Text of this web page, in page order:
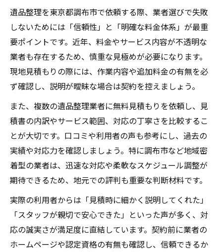
遺品整理を東京都調布市で依頼する際、業者選びで失敗
しないためには「信頼性」と「明確な料金体系」が最重
要ポイントです。近年、料金やサービス内容が不透明な
業者も存在するため、慎重な見極めが必要になります。
現地見積もりの際には、作業内容や追加料金の有無を必
ず確認し、説明が曖昧な場合は契約を控えましょう。
また、複数の遺品整理業者に無料見積もりを依頼し、見
積書の内訳やサービス範囲、対応の丁寧さを比較するこ
とが大切です。口コミや利用者の声も参考にし、過去の
実績や対応力を確認しましょう。特に調布市など地域密
着型の業者は、迅速な対応や柔軟なスケジュール調整が
期待できるため、地元での評判も重要な判断材料です。
実際の利用者からは「見積時に細かく説明してくれた」
「スタッフが親切で安心できた」といった声が多く、対
応の誠実さが満足度に直結しています。契約前に業者の
ホームページや認定資格の有無も確認し、信頼できるか